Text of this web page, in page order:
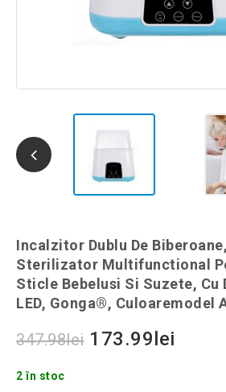
Incalzitor Dublu De Biberoane,
Sterilizator Multifunctional
Sticle Bebelusi Si Suzete, Cu
LED, Gonga®, Culoaremodel
347.98lei 173.99 lei
2 în stoc